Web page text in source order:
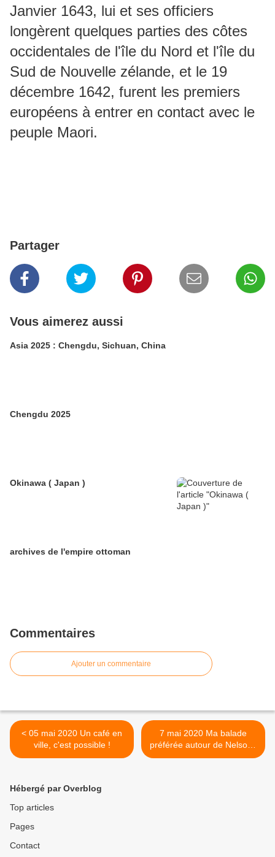
Janvier 1643, lui et ses officiers
longèrent quelques parties des côtes
occidentales de l'île du Nord et l'île du
Sud de Nouvelle zélande, et le 19
décembre 1642, furent les premiers
européens à entrer en contact avec le
peuple Maori.
Partager
Vous aimerez aussi
Asia 2025 : Chengdu, Sichuan, China
Chengdu 2025
Okinawa ( Japan )
archives de l'empire ottoman
Commentaires
Ajouter un commentaire
< 05 mai 2020 Un café en
ville, c'est possible !
7 mai 2020 Ma balade
préférée autour de Nelson :
Le Barrage sur la rivière
Hébergé par Overblog
Top articles
Pages
Contact